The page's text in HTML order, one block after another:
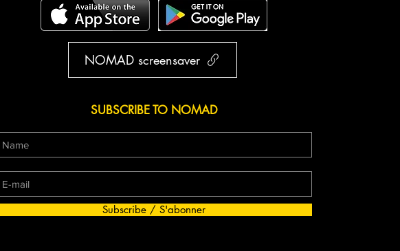
NOMAD screensaver
SUBSCRIBE TO NOMAD
Subscribe / S'abonner